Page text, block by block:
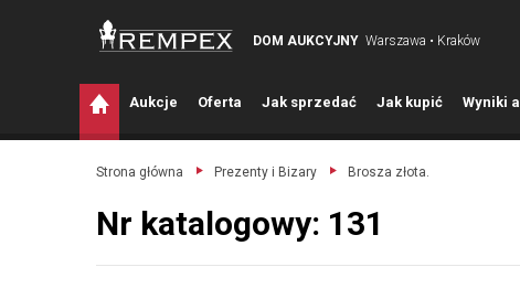
DOM AUKCYJNY Warszawa • Kraków
Aukcje Oferta Jak sprzedać Jak kupić Wyniki
Strona główna Prezenty i Bizary Brosza złota.
Nr katalogowy: 131